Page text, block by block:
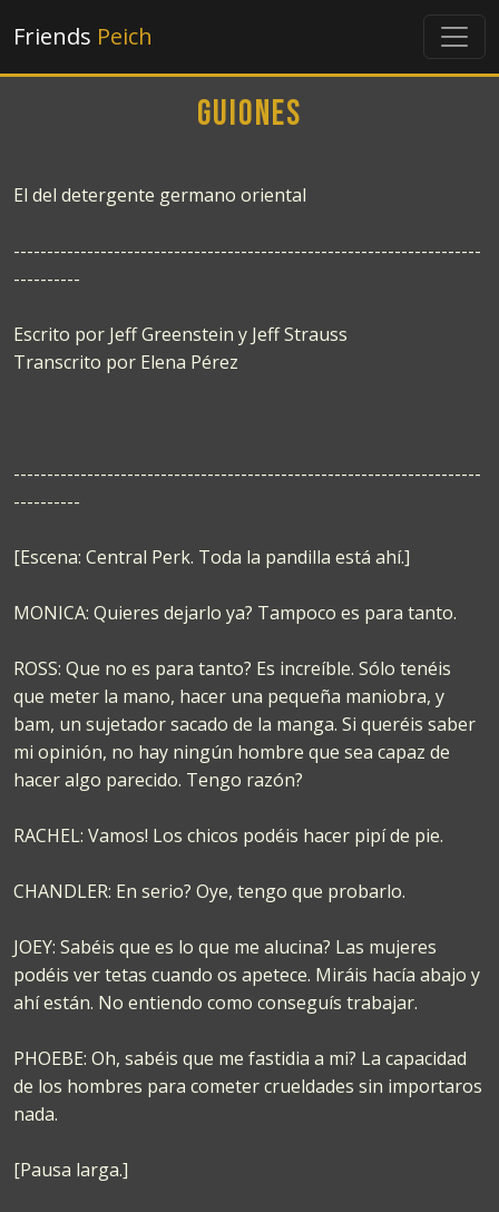
Friends Peich
Guiones
El del detergente germano oriental
----------------------------------------------------------------------
----------
Escrito por Jeff Greenstein y Jeff Strauss
Transcrito por Elena Pérez
----------------------------------------------------------------------
----------
[Escena: Central Perk. Toda la pandilla está ahí.]
MONICA: Quieres dejarlo ya? Tampoco es para tanto.
ROSS: Que no es para tanto? Es increíble. Sólo tenéis
que meter la mano, hacer una pequeña maniobra, y
bam, un sujetador sacado de la manga. Si queréis saber
mi opinión, no hay ningún hombre que sea capaz de
hacer algo parecido. Tengo razón?
RACHEL: Vamos! Los chicos podéis hacer pipí de pie.
CHANDLER: En serio? Oye, tengo que probarlo.
JOEY: Sabéis que es lo que me alucina? Las mujeres
podéis ver tetas cuando os apetece. Miráis hacía abajo y
ahí están. No entiendo como conseguís trabajar.
PHOEBE: Oh, sabéis que me fastidia a mi? La capacidad
de los hombres para cometer crueldades sin importaros
nada.
[Pausa larga.]